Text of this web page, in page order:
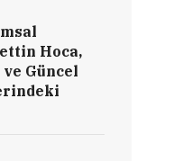
Hoca,
ve Güncel